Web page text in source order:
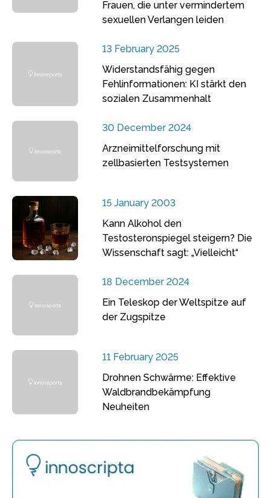
Frauen, die unter vermindertem
sexuellen Verlangen leiden
13 February 2025
Widerstandsfähig gegen
Fehlinformationen: KI stärkt den
sozialen Zusammenhalt
30 December 2024
Arzneimittelforschung mit
zellbasierten Testsystemen
15 January 2003
Kann Alkohol den
Testosteronspiegel steigern? Die
Wissenschaft sagt: „Vielleicht“
18 December 2024
Ein Teleskop der Weltspitze auf
der Zugspitze
11 February 2025
Drohnen Schwärme: Effektive
Waldbrandbekämpfung
Neuheiten